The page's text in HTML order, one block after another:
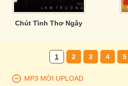
Chút Tình Thơ Ngây
1 2 3 4 5
MP3 MỚI UPLOAD